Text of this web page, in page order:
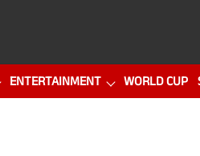
ENTERTAINMENT WORLD CUP